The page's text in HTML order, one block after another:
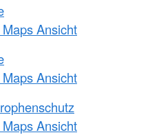
Ansicht
Ansicht
Ansicht